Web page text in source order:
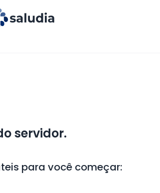
servidor.
para você começar: